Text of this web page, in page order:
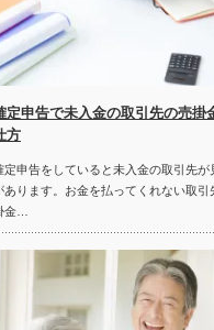
定申告で未入金の取引先の売掛
方
定申告をしていると未入金の取引先が
あります。お金を払ってくれない取引
金…